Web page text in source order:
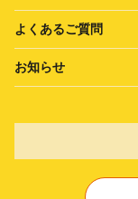
よくあるご質問
お知らせ